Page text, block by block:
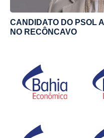
CANDIDATO DO PSOL
NO RECÔNCAVO